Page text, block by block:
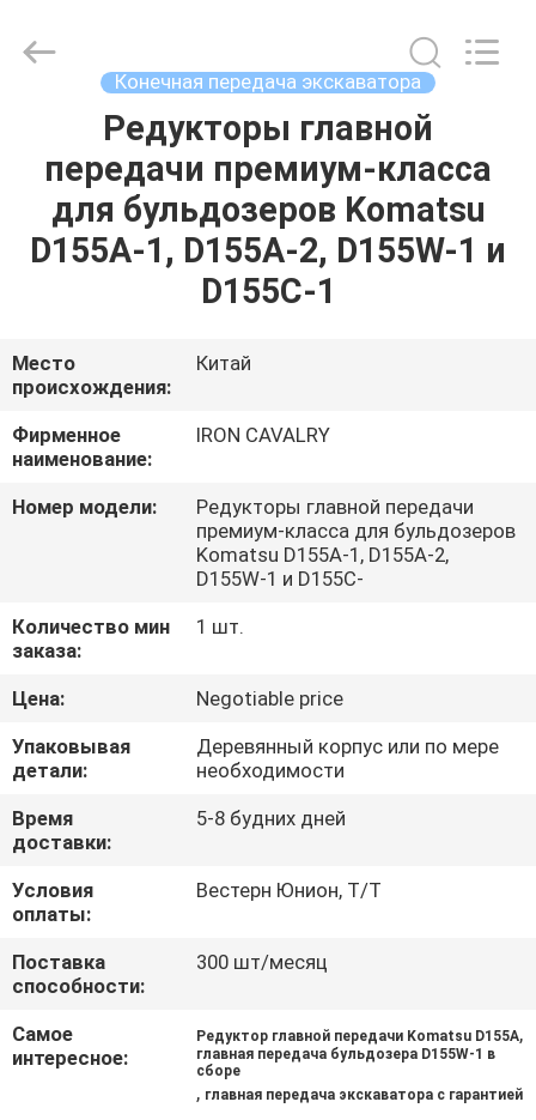
ГЛАВНАЯ
СТРАНИЦА
ПРОДУКЦИЯ
VR
ШОУ
ФАБРИКА
КОНТРОЛЬ
КАЧЕСТВА
КОНТАКТНЫЕ
ДАННЫЕ
НОВОСТИ
Конечная передача экскаватора
Редукторы главной
передачи премиум-класса
для бульдозеров Komatsu
D155A-1, D155A-2, D155W-1 и
D155C-1
Место
происхождения:
Китай
Фирменное
наименование:
IRON CAVALRY
Номер модели:
Редукторы главной передачи
премиум-класса для бульдозеров
Komatsu D155A-1, D155A-2,
D155W-1 и D155C-
Количество мин
заказа:
1 шт.
Цена:
Negotiable price
Упаковывая
детали:
Деревянный корпус или по мере
необходимости
Время
доставки:
5-8 будних дней
Условия
оплаты:
Вестерн Юнион, Т/Т
Поставка
способности:
300 шт/месяц
Самое
интересное:
Редуктор главной передачи Komatsu D155A,
главная передача бульдозера D155W-1 в
сборе
, главная передача экскаватора с гарантией